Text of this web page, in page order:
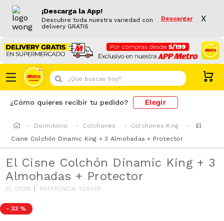
¡Descarga la App!
Descubre toda nuestra variedad con
delivery GRATIS
Descargar X
¿Que buscas hoy?
¿Cómo quieres recibir tu pedido? Elegir
Dormitorio Colchones Colchones King
El
Cisne Colchón Dinamic King + 3 Almohadas + Protector
El Cisne Colchón Dinamic King + 3
Almohadas + Protector
EL CISNE REFERENCIA: 524028
- 33 %